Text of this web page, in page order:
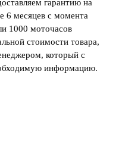
гарантию на
6 месяцев с момента
1000 моточасов
стоимости товара,
который с
информацию.